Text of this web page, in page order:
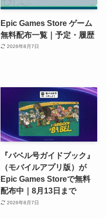
Epic Games Store ゲーム
無料配布一覧｜予定・履歴
2026年8月7日
『バベル号ガイドブック』
（モバイルアプリ版）が
Epic Games Storeで無料
配布中｜8月13日まで
2026年8月7日